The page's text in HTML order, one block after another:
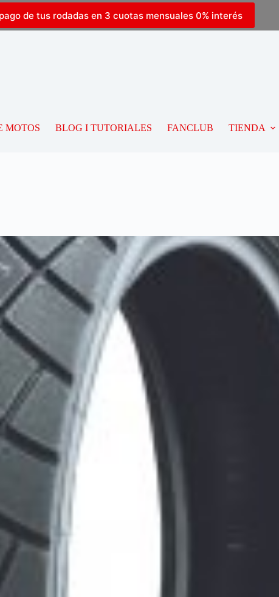
de tus rodadas en 3 cuotas mensuales 0% interés
MOTOS BLOG I TUTORIALES FANCLUB TIENDA